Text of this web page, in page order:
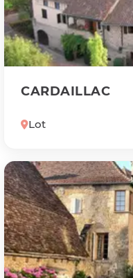
CARDAILLAC
Lot